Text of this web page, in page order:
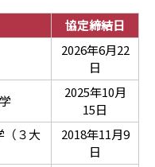
協定締結日
2026年6月22
日
2025年10月
15日
（３大
2018年11月9
日